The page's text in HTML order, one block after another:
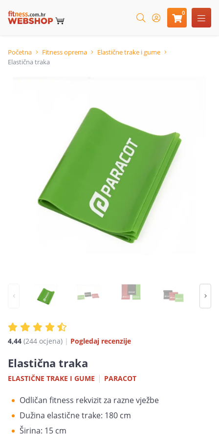
0
Početna Fitness oprema
Elastične trake i gume
Elastična traka
4,44 (244 ocjena) | Pogledaj recenzije
Elastična traka
ELASTIČNE TRAKE I GUME | PARACOT
Odličan fitness rekvizit za razne vježbe
Dužina elastične trake: 180 cm
Širina: 15 cm